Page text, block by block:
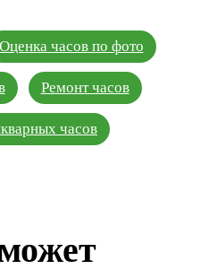
Оценка часов по фото
Ремонт часов
часов